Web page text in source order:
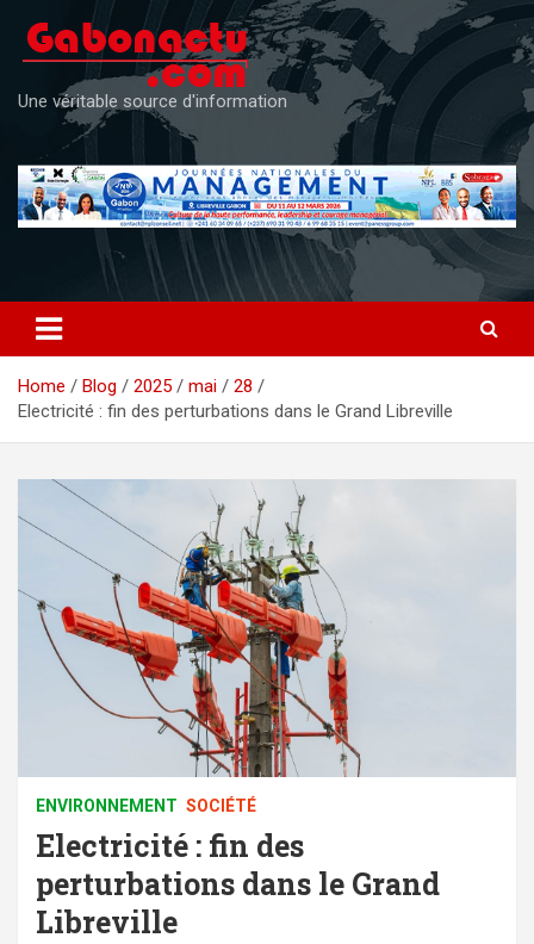
content
Une véritable source d'information
Home Blog 2025 mai
28
Electricité : fin des perturbations dans le Grand Libreville
ENVIRONNEMENT SOCIÉTÉ
Electricité : fin des
perturbations dans le Grand
Libreville